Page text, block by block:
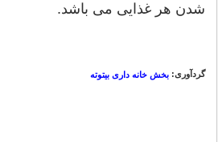
شدن هر غذایی می باشد.
گردآوری: بخش خانه داری بیتوته